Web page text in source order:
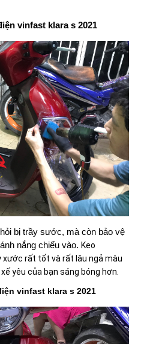
vinfast klara s 2021
bị trầy sước, mà còn bảo vệ
nắng chiếu vào. Keo
xước rất tốt và rất lâu ngả màu
yêu của bạn sáng bóng hơn.
vinfast klara s 2021